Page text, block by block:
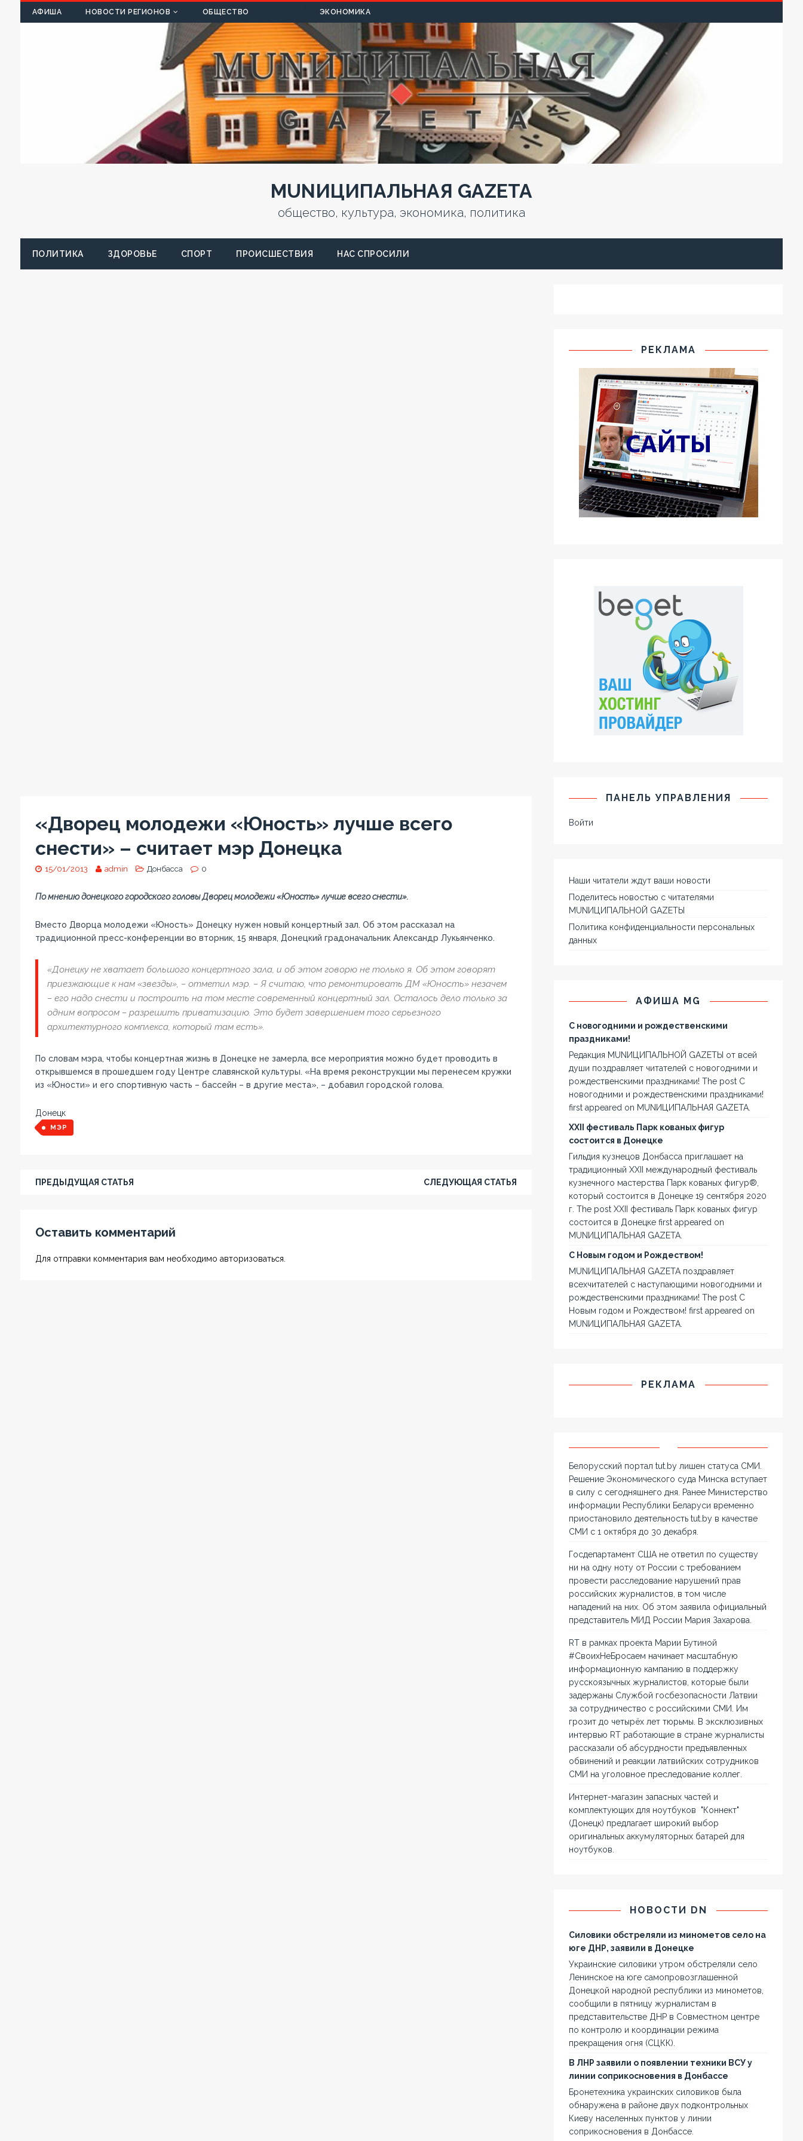
АФИША НОВОСТИ РЕГИОНОВ ОБЩЕСТВО ЭКОНОМИКА
MUNИЦИПАЛЬНАЯ GAZЕТА
общество, культура, экономика, политика
ПОЛИТИКА ЗДОРОВЬЕ СПОРТ ПРОИСШЕСТВИЯ НАС СПРОСИЛИ
«Дворец молодежи «Юность» лучше всего
снести» – считает мэр Донецка
15/01/2013 admin Донбасса 0
По мнению донецкого городского головы Дворец молодежи «Юность» лучше всего снести».
Вместо Дворца молодежи «Юность» Донецку нужен новый концертный зал. Об этом рассказал на
традиционной пресс-конференции во вторник, 15 января, Донецкий градоначальник Александр Лукьянченко.
«Донецку не хватает большого концертного зала, и об этом говорю не только я. Об этом говорят
приезжающие к нам «звезды», – отметил мэр. – Я считаю, что ремонтировать ДМ «Юность» незачем
– его надо снести и построить на том месте современный концертный зал. Осталось дело только за
одним вопросом – разрешить приватизацию. Это будет завершением того серьезного
архитектурного комплекса, который там есть».
По словам мэра, чтобы концертная жизнь в Донецке не замерла, все мероприятия можно будет проводить в
открывшемся в прошедшем году Центре славянской культуры. «На время реконструкции мы перенесем кружки
из «Юности» и его спортивную часть – бассейн – в другие места», – добавил городской голова.
Донецк
МЭР
ПРЕДЫДУЩАЯ СТАТЬЯ СЛЕДУЮЩАЯ СТАТЬЯ
Оставить комментарий
Для отправки комментария вам необходимо авторизоваться.
РЕКЛАМА
ПАНЕЛЬ УПРАВЛЕНИЯ
Войти
Наши читатели ждут ваши новости
Поделитесь новостью с читателями
MUNИЦИПАЛЬНОЙ GAZЕТЫ
Политика конфиденциальности персональных
данных
АФИША MG
С новогодними и рождественскими
праздниками!
Редакция MUNИЦИПАЛЬНОЙ GAZЕТЫ от всей
души поздравляет читателей с новогодними и
рождественскими праздниками! The post С
новогодними и рождественскими праздниками!
first appeared on MUNИЦИПАЛЬНАЯ GAZЕТА.
XXII фестиваль Парк кованых фигур
состоится в Донецке
Гильдия кузнецов Донбасса приглашает на
традиционный XXII международный фестиваль
кузнечного мастерства Парк кованых фигур®,
который состоится в Донецке 19 сентября 2020
г. The post XXII фестиваль Парк кованых фигур
состоится в Донецке first appeared on
MUNИЦИПАЛЬНАЯ GAZЕТА.
С Новым годом и Рождеством!
MUNИЦИПАЛЬНАЯ GAZЕТА поздравляет
всехчитателей с наступающими новогодними и
рождественскими праздниками! The post С
Новым годом и Рождеством! first appeared on
MUNИЦИПАЛЬНАЯ GAZЕТА.
РЕКЛАМА
Белорусский портал tut.by лишен статуса СМИ.
Решение Экономического суда Минска вступает
в силу с сегодняшнего дня. Ранее Министерство
информации Республики Беларуси временно
приостановило деятельность tut.by в качестве
СМИ с 1 октября до 30 декабря.
Госдепартамент США не ответил по существу
ни на одну ноту от России с требованием
провести расследование нарушений прав
российских журналистов, в том числе
нападений на них. Об этом заявила официальный
представитель МИД России Мария Захарова.
RT в рамках проекта Марии Бутиной
#СвоихНеБросаем начинает масштабную
информационную кампанию в поддержку
русскоязычных журналистов, которые были
задержаны Службой госбезопасности Латвии
за сотрудничество с российскими СМИ. Им
грозит до четырёх лет тюрьмы. В эксклюзивных
интервью RT работающие в стране журналисты
рассказали об абсурдности предъявленных
обвинений и реакции латвийских сотрудников
СМИ на уголовное преследование коллег.
Интернет-магазин запасных частей и
комплектующих для ноутбуков "Коннект"
(Донецк) предлагает широкий выбор
оригинальных аккумуляторных батарей для
ноутбуков.
НОВОСТИ DN
Силовики обстреляли из минометов село на
юге ДНР, заявили в Донецке
Украинские силовики утром обстреляли село
Ленинское на юге самопровозглашенной
Донецкой народной республики из минометов,
сообщили в пятницу журналистам в
представительстве ДНР в Совместном центре
по контролю и координации режима
прекращения огня (СЦКК).
В ЛНР заявили о появлении техники ВСУ у
линии соприкосновения в Донбассе
Бронетехника украинских силовиков была
обнаружена в районе двух подконтрольных
Киеву населенных пунктов у линии
соприкосновения в Донбассе.